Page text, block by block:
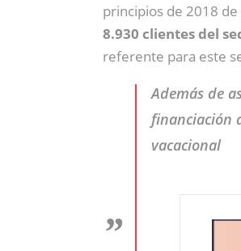
principios de 2018
8.930 clientes del
referente para este
Además de
financiación
vacacional